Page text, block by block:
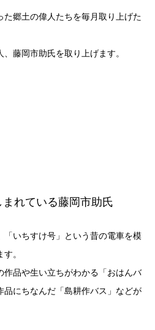
た郷土の偉人たちを毎月取り上げた
藤岡市助氏を取り上げます。
れている藤岡市助氏
「いちすけ号」という昔の電車を模
。
作品や生い立ちがわかる「おはんバ
品にちなんだ「島耕作バス」などが